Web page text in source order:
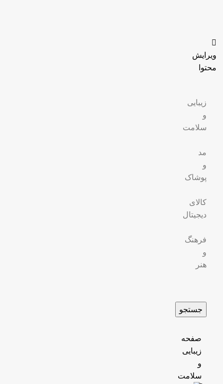
ویرایش
محتوا
زیبایی
و
سلامت
مد
و
پوشاک
کالای
دیجیتال
فرهنگ
و
هنر
جستجو
صفحه
زیبایی
و
سلامت